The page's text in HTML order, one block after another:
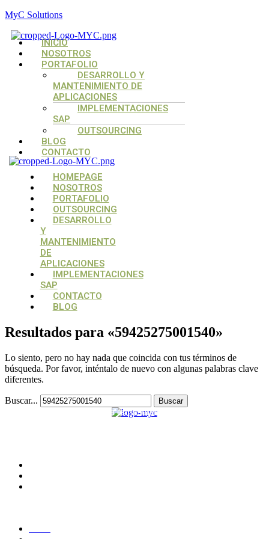
MyC Solutions
Menú
INICIO
NOSOTROS
PORTAFOLIO
DESARROLLO Y
MANTENIMIENTO DE
APLICACIONES
IMPLEMENTACIONES
SAP
OUTSOURCING
BLOG
CONTACTO
Menú
Menú
HOMEPAGE
NOSOTROS
PORTAFOLIO
OUTSOURCING
DESARROLLO
Y
MANTENIMIENTO
DE
APLICACIONES
IMPLEMENTACIONES
SAP
CONTACTO
BLOG
Resultados para «59425275001540»
Lo siento, pero no hay nada que coincida con tus términos de
búsqueda. Por favor, inténtalo de nuevo con algunas palabras clave
diferentes.
Buscar...
Su aliado estratégico, para estructurar y potencializar proyectos